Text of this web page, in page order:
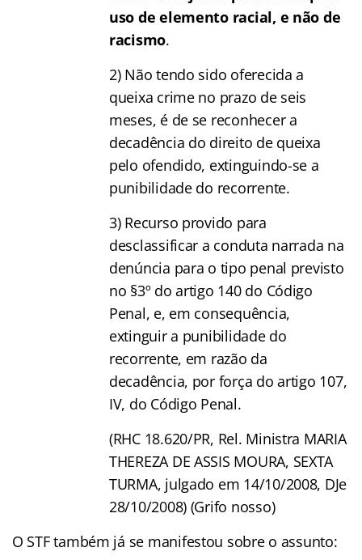
uso de elemento racial, e não de
racismo.
2) Não tendo sido oferecida a
queixa crime no prazo de seis
meses, é de se reconhecer a
decadência do direito de queixa
pelo ofendido, extinguindo-se a
punibilidade do recorrente.
3) Recurso provido para
desclassificar a conduta narrada na
denúncia para o tipo penal previsto
no §3º do artigo 140 do Código
Penal, e, em consequência,
extinguir a punibilidade do
recorrente, em razão da
decadência, por força do artigo 107,
IV, do Código Penal.
(RHC 18.620/PR, Rel. Ministra MARIA
THEREZA DE ASSIS MOURA, SEXTA
TURMA, julgado em 14/10/2008, DJe
28/10/2008) (Grifo nosso)
O STF também já se manifestou sobre o assunto: